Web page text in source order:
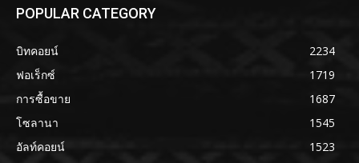
POPULAR CATEGORY
บิทคอยน์
2234
ฟอเร็กซ์
1719
การซื้อขาย
1687
โซลานา
1545
อัลท์คอยน์
1523